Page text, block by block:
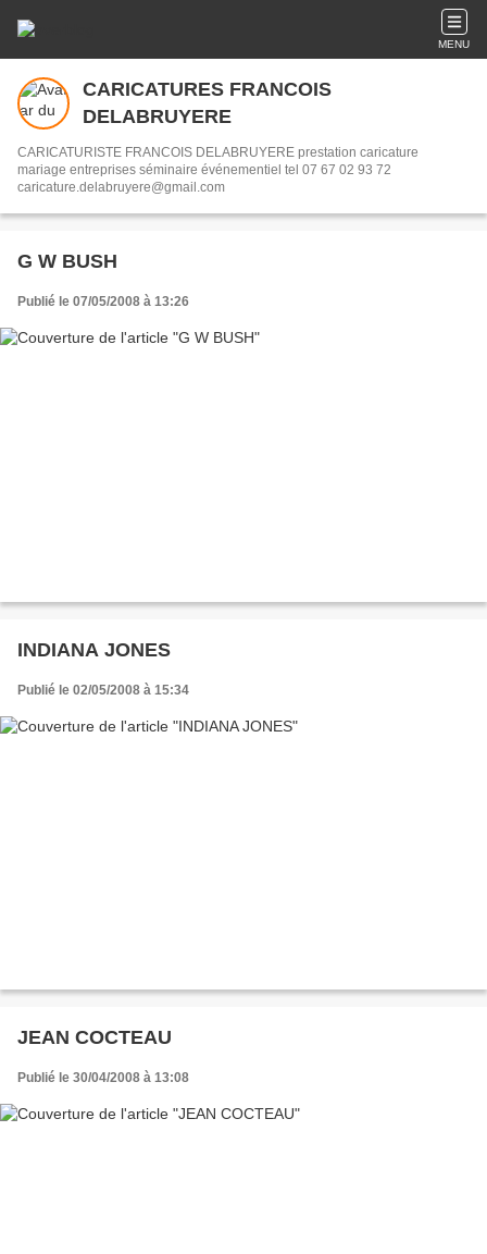
MENU
CARICATURES FRANCOIS
DELABRUYERE
CARICATURISTE FRANCOIS DELABRUYERE prestation caricature
mariage entreprises séminaire événementiel tel 07 67 02 93 72
caricature.delabruyere@gmail.com
G W BUSH
Publié le 07/05/2008 à 13:26
INDIANA JONES
Publié le 02/05/2008 à 15:34
JEAN COCTEAU
Publié le 30/04/2008 à 13:08